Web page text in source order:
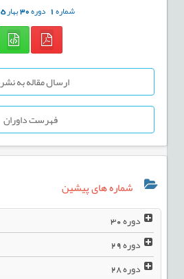
شماره1 دوره30بهار
ارسال مقاله به
فهرست داوران
شماره های پیشین
دوره30
دوره29
دوره28